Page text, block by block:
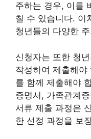
주하는 경우, 이를
칠 수 있습니다. 이
청년들의 다양한
신청자는 또한 청
작성하여 제출해
를 함께 제출해야
증명서, 가족관계
서류 제출 과정은
한 선정 과정을 보